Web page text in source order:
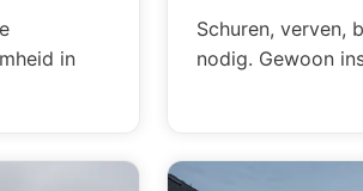
in
Schuren, verven,
nodig. Gewoon